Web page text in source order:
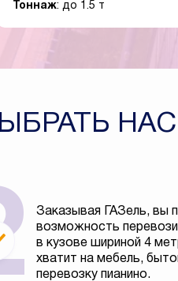
Тоннаж: до 1.5 т
НАС
Заказывая ГАЗель, вы
возможность
в кузове шириной 4
хватит на мебель,
перевозку пианино.